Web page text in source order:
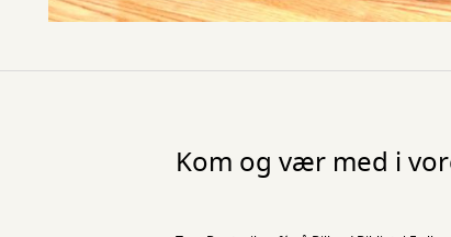
Kom og vær med i